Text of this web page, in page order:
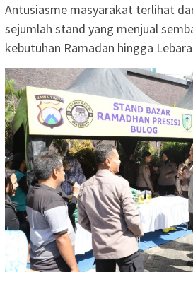
Antusiasme masyarakat terlihat
sejumlah stand yang menjual
kebutuhan Ramadan hingga